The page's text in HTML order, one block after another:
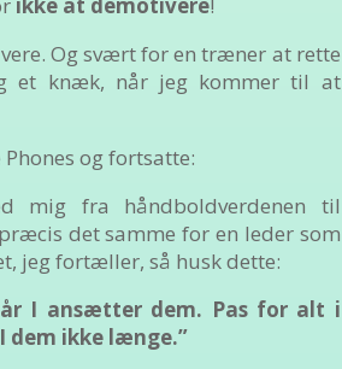
ikke at demotivere!
Og svært for en træner at rette
et knæk, når jeg kommer til at
og fortsatte:
mig fra håndboldverdenen til
det samme for en leder som
jeg fortæller, så husk dette:
I ansætter dem. Pas for alt i
dem ikke længe.”